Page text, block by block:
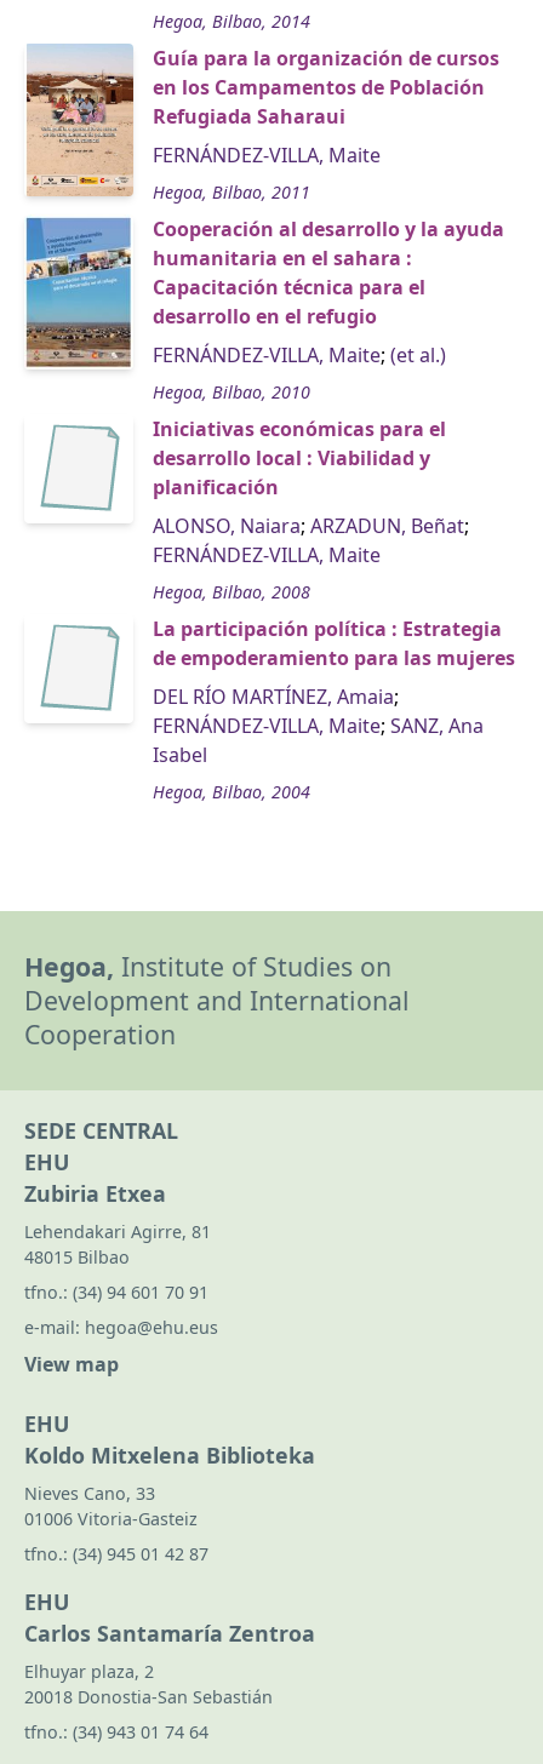
Hegoa, Bilbao, 2014
Guía para la organización de cursos
en los Campamentos de Población
Refugiada Saharaui
FERNÁNDEZ-VILLA, Maite
Hegoa, Bilbao, 2011
Cooperación al desarrollo y la ayuda
humanitaria en el sahara :
Capacitación técnica para el
desarrollo en el refugio
FERNÁNDEZ-VILLA, Maite; (et al.)
Hegoa, Bilbao, 2010
Iniciativas económicas para el
desarrollo local : Viabilidad y
planificación
ALONSO, Naiara; ARZADUN, Beñat;
FERNÁNDEZ-VILLA, Maite
Hegoa, Bilbao, 2008
La participación política : Estrategia
de empoderamiento para las mujeres
DEL RÍO MARTÍNEZ, Amaia;
FERNÁNDEZ-VILLA, Maite; SANZ, Ana
Isabel
Hegoa, Bilbao, 2004
Hegoa, Institute of Studies on
Development and International
Cooperation
SEDE CENTRAL
EHU
Zubiria Etxea
Lehendakari Agirre, 81
48015 Bilbao
tfno.: (34) 94 601 70 91
e-mail: hegoa@ehu.eus
View map
EHU
Koldo Mitxelena Biblioteka
Nieves Cano, 33
01006 Vitoria-Gasteiz
tfno.: (34) 945 01 42 87
EHU
Carlos Santamaría Zentroa
Elhuyar plaza, 2
20018 Donostia-San Sebastián
tfno.: (34) 943 01 74 64